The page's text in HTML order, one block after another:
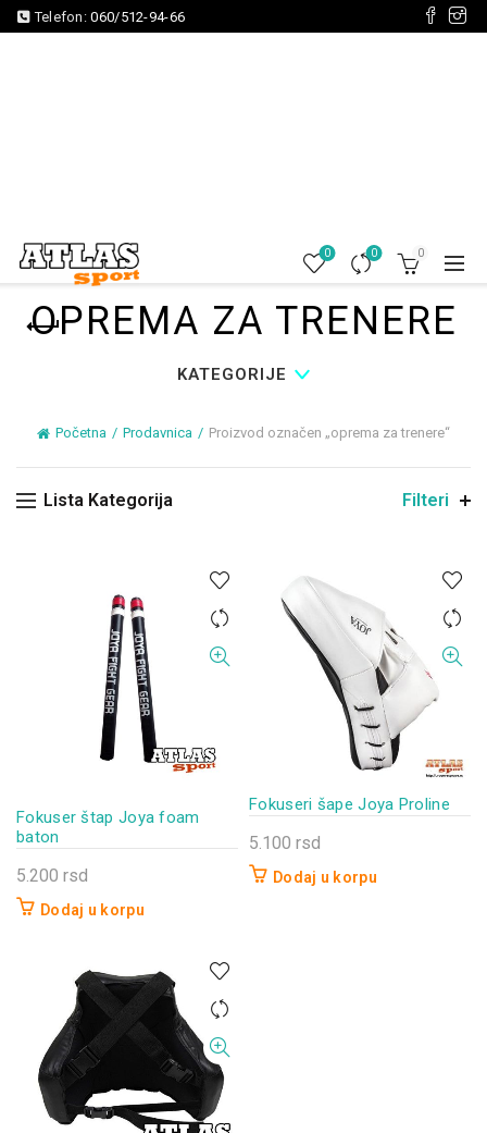
Telefon:060/512-94-66
0 0 0
OPREMA ZA TRENERE
KATEGORIJE
Početna Prodavnica Proizvod označen „oprema za trenere“
Lista Kategorija Filteri
Fokuser štap Joya foam
baton
5.200 rsd
Dodaj u korpu
Fokuseri šape Joya Proline
5.100 rsd
Dodaj u korpu